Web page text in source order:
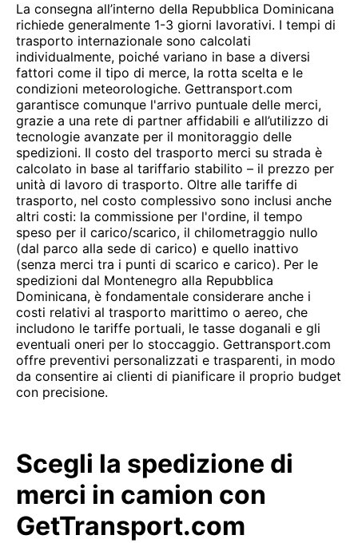
La consegna all’interno della Repubblica Dominicana
richiede generalmente 1-3 giorni lavorativi. I tempi di
trasporto internazionale sono calcolati
individualmente, poiché variano in base a diversi
fattori come il tipo di merce, la rotta scelta e le
condizioni meteorologiche. Gettransport.com
garantisce comunque l'arrivo puntuale delle merci,
grazie a una rete di partner affidabili e all’utilizzo di
tecnologie avanzate per il monitoraggio delle
spedizioni. Il costo del trasporto merci su strada è
calcolato in base al tariffario stabilito – il prezzo per
unità di lavoro di trasporto. Oltre alle tariffe di
trasporto, nel costo complessivo sono inclusi anche
altri costi: la commissione per l'ordine, il tempo
speso per il carico/scarico, il chilometraggio nullo
(dal parco alla sede di carico) e quello inattivo
(senza merci tra i punti di scarico e carico). Per le
spedizioni dal Montenegro alla Repubblica
Dominicana, è fondamentale considerare anche i
costi relativi al trasporto marittimo o aereo, che
includono le tariffe portuali, le tasse doganali e gli
eventuali oneri per lo stoccaggio. Gettransport.com
offre preventivi personalizzati e trasparenti, in modo
da consentire ai clienti di pianificare il proprio budget
con precisione.
Scegli la spedizione di
merci in camion con
GetTransport.com